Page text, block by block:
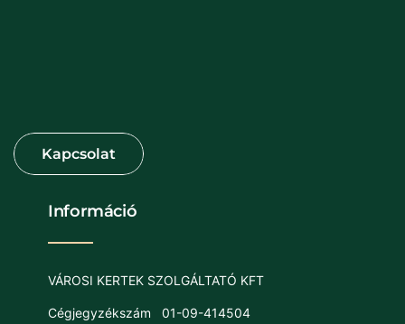
Információ
VÁROSI KERTEK SZOLGÁLTATÓ KFT
Cégjegyzékszám
01-09-414504